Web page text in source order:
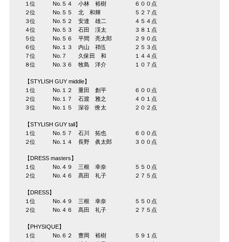
１位 No.５４ 小林 裕樹 ６００点
２位 No.５５ 北 和輝 ５２７点
３位 No.５２ 安達 雄二 ４５４点
４位 No.５３ 石田 渓太 ３８１点
５位 No.５６ 平間 亮太郎 ２９０点
６位 No.１３ 内山 祥伍 ２５３点
７位 No.７ 久保田 和 １４４点
８位 No.３６ 牧島 洋介 １０７点
【STYLISH GUY middle】
１位 No.１２ 重田 創平 ６００点
２位 No.１７ 石渡 雅之 ４０１点
３位 No.１５ 深谷 僚太 ２０２点
【STYLISH GUY tall】
１位 No.５７ 石川 拓也 ６００点
２位 No.１４ 長野 眞太郎 ３００点
【DRESS masters】
１位 No.４９ 三根 幸奈 ５５０点
２位 No.４６ 髙田 礼子 ２７５点
【DRESS】
１位 No.４９ 三根 幸奈 ５５０点
２位 No.４６ 髙田 礼子 ２７５点
【PHYSIQUE】
１位 No.６２ 豊岡 裕樹 ５９１点